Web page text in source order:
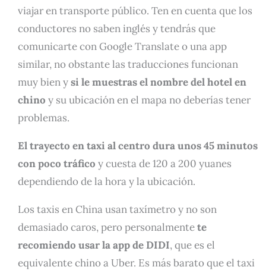
viajar en transporte público. Ten en cuenta que los
conductores no saben inglés y tendrás que
comunicarte con Google Translate o una app
similar, no obstante las traducciones funcionan
muy bien ysi le muestras el nombre del hotel en
chino y su ubicación en el mapa no deberías tener
problemas.
El trayecto en taxi al centro dura unos 45 minutos
con poco tráfico y cuesta de 120 a 200 yuanes
dependiendo de la hora y la ubicación.
Los taxis en China usan taxímetro y no son
demasiado caros, pero personalmentete
recomiendo usar la app de DIDI, que es el
equivalente chino a Uber. Es más barato que el taxi